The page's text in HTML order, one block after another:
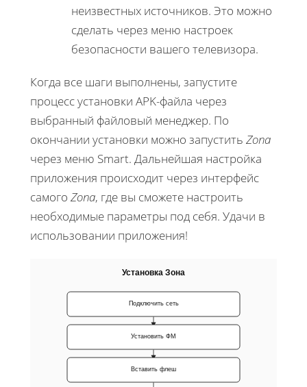
неизвестных источников. Это можно
сделать через меню настроек
безопасности вашего телевизора.
Когда все шаги выполнены, запустите
процесс установки APK-файла через
выбранный файловый менеджер. По
окончании установки можно запустить Zona
через меню Smart. Дальнейшая настройка
приложения происходит через интерфейс
самого Zona, где вы сможете настроить
необходимые параметры под себя. Удачи в
использовании приложения!
Установка Зона
Подключить сеть
Установить ФМ
Вставить флеш